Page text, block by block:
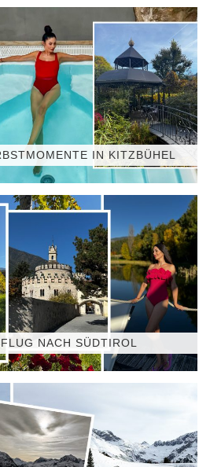
IN KITZBÜHEL
NACH SÜDTIROL